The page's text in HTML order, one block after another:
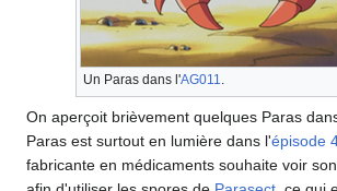
Un Paras dans l'AG011
On aperçoit brièvement quelques Paras
Paras est surtout en lumière dans l'épisode
fabricante en médicaments souhaite voir